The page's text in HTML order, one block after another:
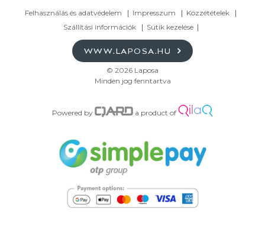
Felhasználás és adatvédelem Impresszum
Közzétételek
Szállítási információk
Sütik kezelése
WWW.LAPOSA.HU
© 2026 Laposa
Minden jog fenntartva
Powered by a product of